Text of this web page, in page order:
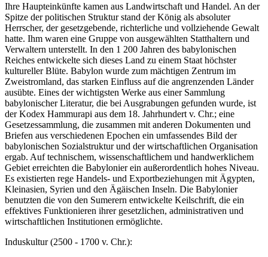
Ihre Haupteinkünfte kamen aus Landwirtschaft und Handel. An der
Spitze der politischen Struktur stand der König als absoluter
Herrscher, der gesetzgebende, richterliche und vollziehende Gewalt
hatte. Ihm waren eine Gruppe von ausgewählten Statthaltern und
Verwaltern unterstellt. In den 1 200 Jahren des babylonischen
Reiches entwickelte sich dieses Land zu einem Staat höchster
kultureller Blüte. Babylon wurde zum mächtigen Zentrum im
Zweistromland, das starken Einfluss auf die angrenzenden Länder
ausübte. Eines der wichtigsten Werke aus einer Sammlung
babylonischer Literatur, die bei Ausgrabungen gefunden wurde, ist
der Kodex Hammurapi aus dem 18. Jahrhundert v. Chr.; eine
Gesetzessammlung, die zusammen mit anderen Dokumenten und
Briefen aus verschiedenen Epochen ein umfassendes Bild der
babylonischen Sozialstruktur und der wirtschaftlichen Organisation
ergab. Auf technischem, wissenschaftlichem und handwerklichem
Gebiet erreichten die Babylonier ein außerordentlich hohes Niveau.
Es existierten rege Handels- und Exportbeziehungen mit Ägypten,
Kleinasien, Syrien und den Ägäischen Inseln. Die Babylonier
benutzten die von den Sumerern entwickelte Keilschrift, die ein
effektives Funktionieren ihrer gesetzlichen, administrativen und
wirtschaftlichen Institutionen ermöglichte.
Induskultur (2500 - 1700 v. Chr.):